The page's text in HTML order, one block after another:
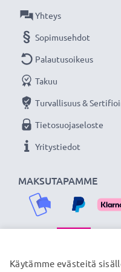
verkkokauppa, joka
siksi tarjoamme 36
MAKSUTAPAMME
Yhteys
Sopimusehdot
Palautusoikeus
Takuu
Turvallisuus &
Tietosuojaseloste
Yritystiedot
Käytämme evästeitä